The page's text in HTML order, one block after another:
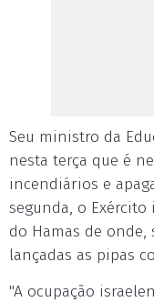
Seu ministro da
nesta terça que é
incendiários e
segunda, o Exército
do Hamas de
lançadas as pipas
"A ocupação